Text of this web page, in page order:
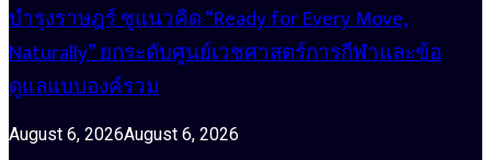
บำรุงราษฎร์ ชูแนวคิด “Ready for Every Move,
Naturally” ยกระดับศูนย์เวชศาสตร์การกีฬาและข้อ
ดูแลแบบองค์รวม
August 6, 2026August 6, 2026